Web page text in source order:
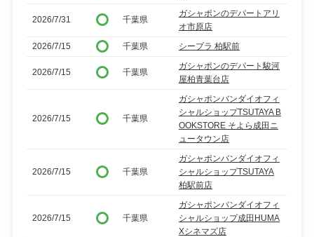
2026/7/31 千葉県
ガシャポンのデパートアリ
オ市原店
2026/7/15
千葉県 シープラ 柏駅前
2026/7/15 千葉県
ガシャポンのデパート駿河
屋柏青葉台店
2026/7/15 千葉県
ガシャポンバンダイオフィ
シャルショップTSUTAYA B
OOKSTORE そよら成田ニ
ュータウン店
2026/7/15 千葉県
ガシャポンバンダイオフィ
シャルショップTSUTAYA
柏駅前店
2026/7/15 千葉県
ガシャポンバンダイオフィ
シャルショップ成田HUMA
Xシネマズ店